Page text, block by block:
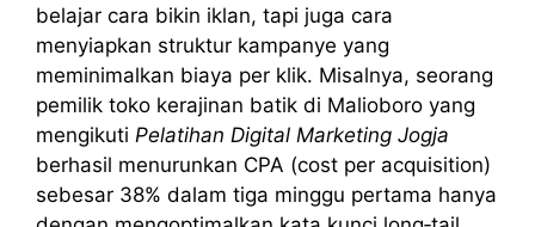
belajar cara bikin iklan, tapi juga cara
menyiapkan struktur kampanye yang
meminimalkan biaya per klik. Misalnya, seorang
pemilik toko kerajinan batik di Malioboro yang
mengikuti Pelatihan Digital Marketing Jogja
berhasil menurunkan CPA (cost per acquisition)
sebesar 38% dalam tiga minggu pertama hanya